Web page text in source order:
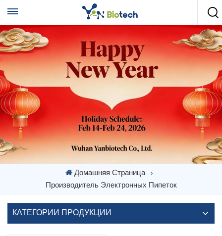
Домашняя Страница
Производитель Электронных Пипеток
КАТЕГОРИИ ПРОДУКЦИИ